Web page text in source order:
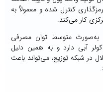
کنترل شده و معمولاً به
کار می‌کند.
به‌صورت متوسط توان مصرفی
فوت و چهار کولر آبی دارد و به همین دلیل
در شبکه توزیع، می‌تواند باعث